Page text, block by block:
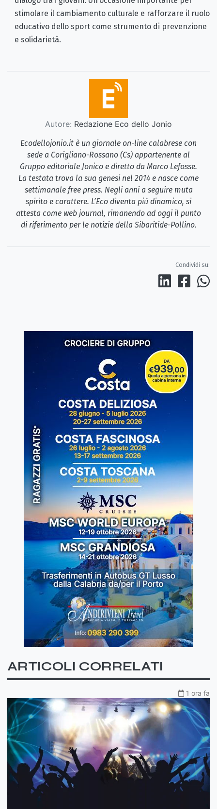
stimolare il cambiamento culturale e rafforzare il ruolo
educativo dello sport come strumento di prevenzione
e solidarietà.
Autore: Redazione Eco dello Jonio
Ecodellojonio.it è un giornale on-line calabrese con
sede a Corigliano-Rossano (Cs) appartenente al
Gruppo editoriale Jonico e diretto da Marco Lefosse.
La testata trova la sua genesi nel 2014 e nasce come
settimanale free press. Negli anni a seguire muta
spirito e carattere. L’Eco diventa più dinamico, si
attesta come web journal, rimanendo ad oggi il punto
di riferimento per le notizie della Sibaritide-Pollino.
Condividi su:
ARTICOLI CORRELATI
1 ora fa